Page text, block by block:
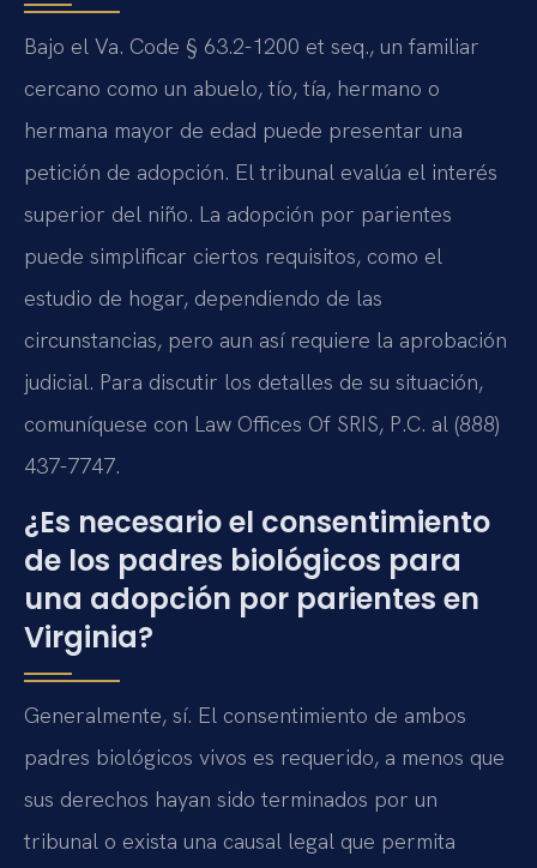
Bajo el Va. Code § 63.2-1200 et seq., un familiar
cercano como un abuelo, tío, tía, hermano o
hermana mayor de edad puede presentar una
petición de adopción. El tribunal evalúa el interés
superior del niño. La adopción por parientes
puede simplificar ciertos requisitos, como el
estudio de hogar, dependiendo de las
circunstancias, pero aun así requiere la aprobación
judicial. Para discutir los detalles de su situación,
comuníquese con Law Offices Of SRIS, P.C. al (888)
437-7747.
¿Es necesario el consentimiento
de los padres biológicos para
una adopción por parientes en
Virginia?
Generalmente, sí. El consentimiento de ambos
padres biológicos vivos es requerido, a menos que
sus derechos hayan sido terminados por un
tribunal o exista una causal legal que permita